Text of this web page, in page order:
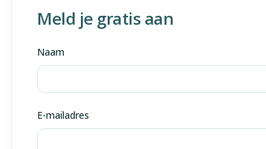
Meld je gratis aan
Naam
E-mailadres